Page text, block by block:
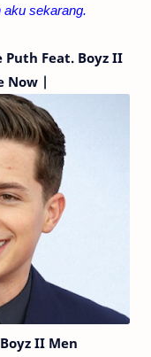
aku sekarang.
Puth Feat. Boyz II
Now |
II Men